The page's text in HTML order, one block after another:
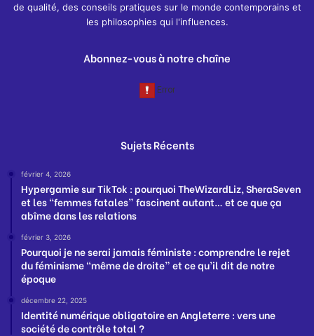
de qualité, des conseils pratiques sur le monde contemporains et
les philosophies qui l'influences.
Abonnez-vous à notre chaîne
Sujets Récents
février 4, 2026
Hypergamie sur TikTok : pourquoi TheWizardLiz, SheraSeven
et les “femmes fatales” fascinent autant… et ce que ça
abîme dans les relations
février 3, 2026
Pourquoi je ne serai jamais féministe : comprendre le rejet
du féminisme “même de droite” et ce qu’il dit de notre
époque
décembre 22, 2025
Identité numérique obligatoire en Angleterre : vers une
société de contrôle total ?